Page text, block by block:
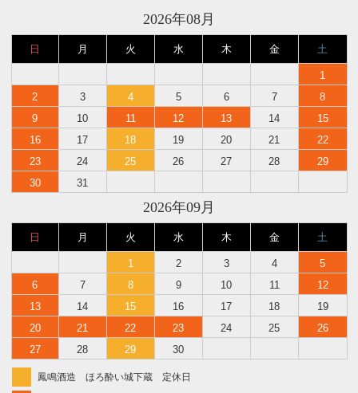
2026年08月
日 月 火 水 木 金 土
1
2
3 4 5 6 7
8
9
10 11 12 13 14
15
16
17 18 19 20 21
22
23
24 25 26 27 28
29
30
31
2026年09月
日 月 火 水 木 金 土
1 2 3 4
5
6
7 8 9 10 11
12
13
14 15 16 17 18
19
20
21 22 23 24 25
26
27
28 29 30
鳳鳴酒造 ほろ酔い城下蔵 定休日